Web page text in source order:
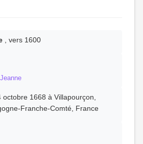
, vers 1600
octobre 1668 à Villapourçon,
Franche-Comté, France